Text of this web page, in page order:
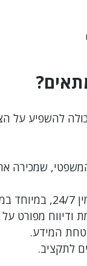
להשפיע על
שמכירה
ודיווח מפורט
המידע.
לתקציב.